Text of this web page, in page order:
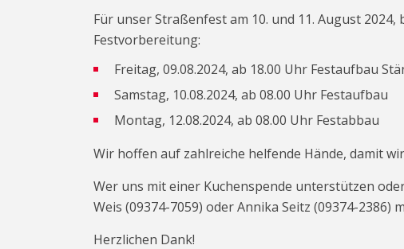
Für unser Straßenfest am 10. und 11. August
Festvorbereitung:
Freitag, 09.08.2024, ab 18.00 Uhr Festaufbau
Samstag, 10.08.2024, ab 08.00 Uhr Festaufbau
Montag, 12.08.2024, ab 08.00 Uhr Festabbau
Wir hoffen auf zahlreiche helfende Hände, damit
Wer uns mit einer Kuchenspende unterstützen
Weis (09374-7059) oder Annika Seitz (09374-2386)
Herzlichen Dank!